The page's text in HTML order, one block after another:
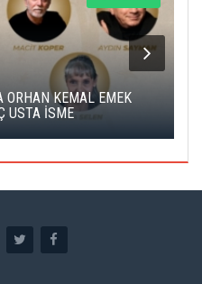
ORHAN KEMAL EMEK
USTA İSME